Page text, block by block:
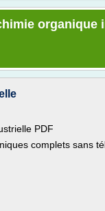
organique
PDF
complets sans